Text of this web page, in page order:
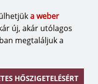
a weber
új, akár utólagos
megtaláljuk a
HŐSZIGETELÉSÉRT